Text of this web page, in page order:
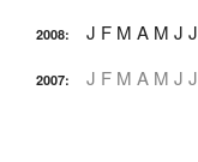
2008: J F M A M J J
2007: J F M A M J J